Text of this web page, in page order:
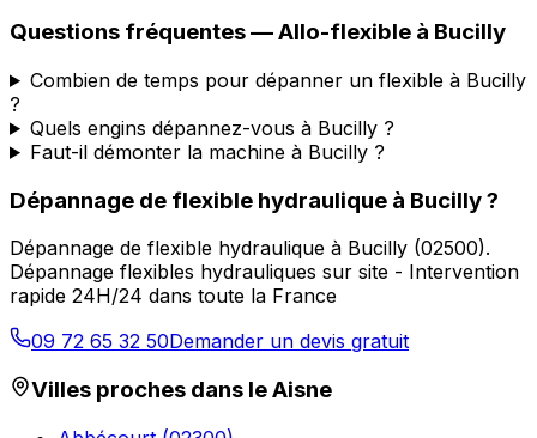
Questions fréquentes —Allo-flexible à Bucilly
Combien de temps pour dépanner un flexible à Bucilly
?
Quels engins dépannez-vous à Bucilly ?
Faut-il démonter la machine à Bucilly ?
Dépannage de flexible hydraulique à Bucilly?
Dépannage de flexible hydraulique à Bucilly (02500).
Dépannage flexibles hydrauliques sur site - Intervention
rapide 24H/24 dans toute la France
09 72 65 32 50Demander un devis gratuit
Villes proches dans leAisne